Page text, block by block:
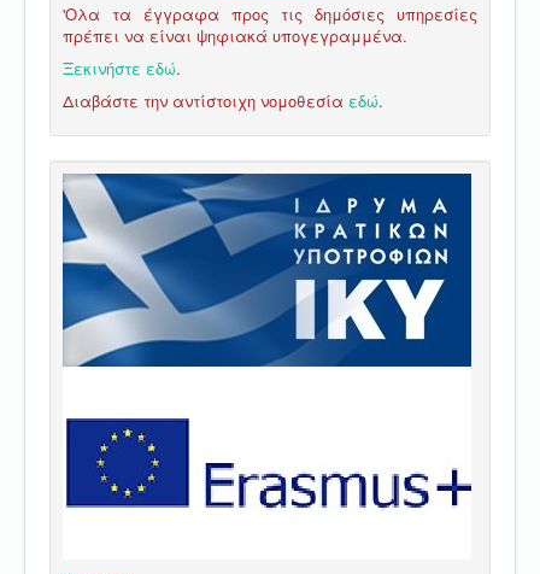
'Ολα τα έγγραφα προς τις δημόσιες υπηρεσίες
πρέπει να είναι ψηφιακά υπογεγραμμένα.
Ξεκινήστε εδώ.
Διαβάστε την αντίστοιχη νομοθεσία εδώ.